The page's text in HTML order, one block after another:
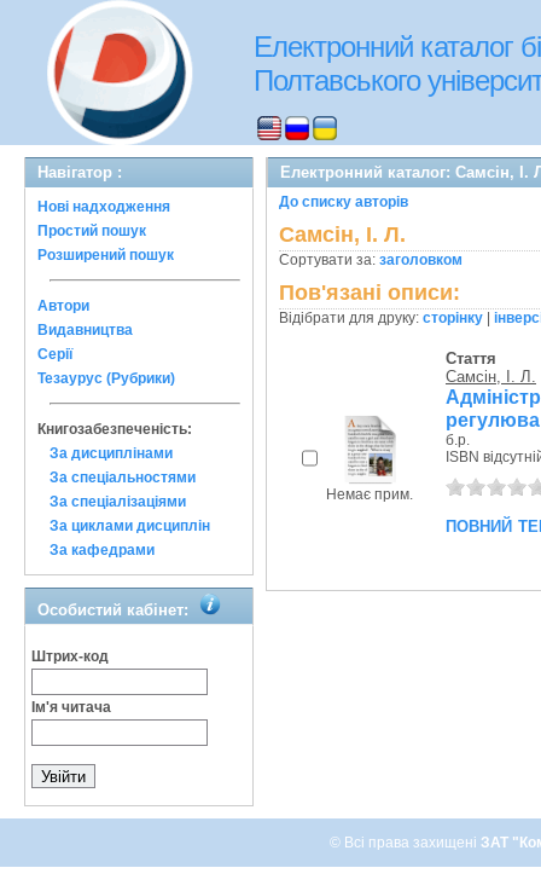
Електронний каталог
Полтавського
Навігатор :
Нові надходження
Простий пошук
Розширений пошук
Автори
Видавництва
Серії
Тезаурус (Рубрики)
Книгозабезпеченість:
За дисциплінами
За спеціальностями
За спеціалізаціями
За циклами дисциплін
За кафедрами
Особистий кабінет:
Штрих-код
Ім'я читача
Електронний каталог: Самсін, І.
До списку авторів
Самсін, І. Л.
Сортувати за: заголовком
Пов'язані описи:
Відібрати для друку: сторінку
Немає прим.
Стаття
Самсін, І. Л.
б.р.
ISBN
повний
© Всі права захищені ЗАТ